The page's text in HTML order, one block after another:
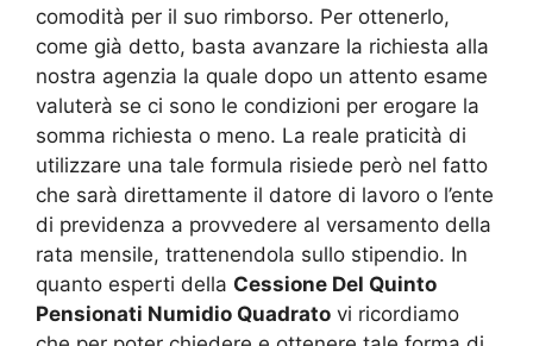
comodità per il suo rimborso. Per ottenerlo,
come già detto, basta avanzare la richiesta alla
nostra agenzia la quale dopo un attento esame
valuterà se ci sono le condizioni per erogare la
somma richiesta o meno. La reale praticità di
utilizzare una tale formula risiede però nel fatto
che sarà direttamente il datore di lavoro o l’ente
di previdenza a provvedere al versamento della
rata mensile, trattenendola sullo stipendio. In
quanto esperti della Cessione Del Quinto
Pensionati Numidio Quadrato vi ricordiamo